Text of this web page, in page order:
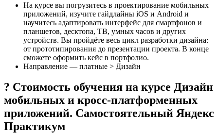
На курсе вы погрузитесь в проектирование мобильных
приложений, изучите гайдлайны iOS и Android и
научитесь адаптировать интерфейс для смартфонов и
планшетов, десктопа, ТВ, умных часов и других
устройств. Вы пройдёте весь цикл разработки дизайна:
от прототипирования до презентации проекта. В конце
сможете оформить кейс в портфолио.
Направление — платные > Дизайн
? Стоимость обучения на курсе Дизайн
мобильных и кросс-платформенных
приложений. Самостоятельный Яндекс
Практикум